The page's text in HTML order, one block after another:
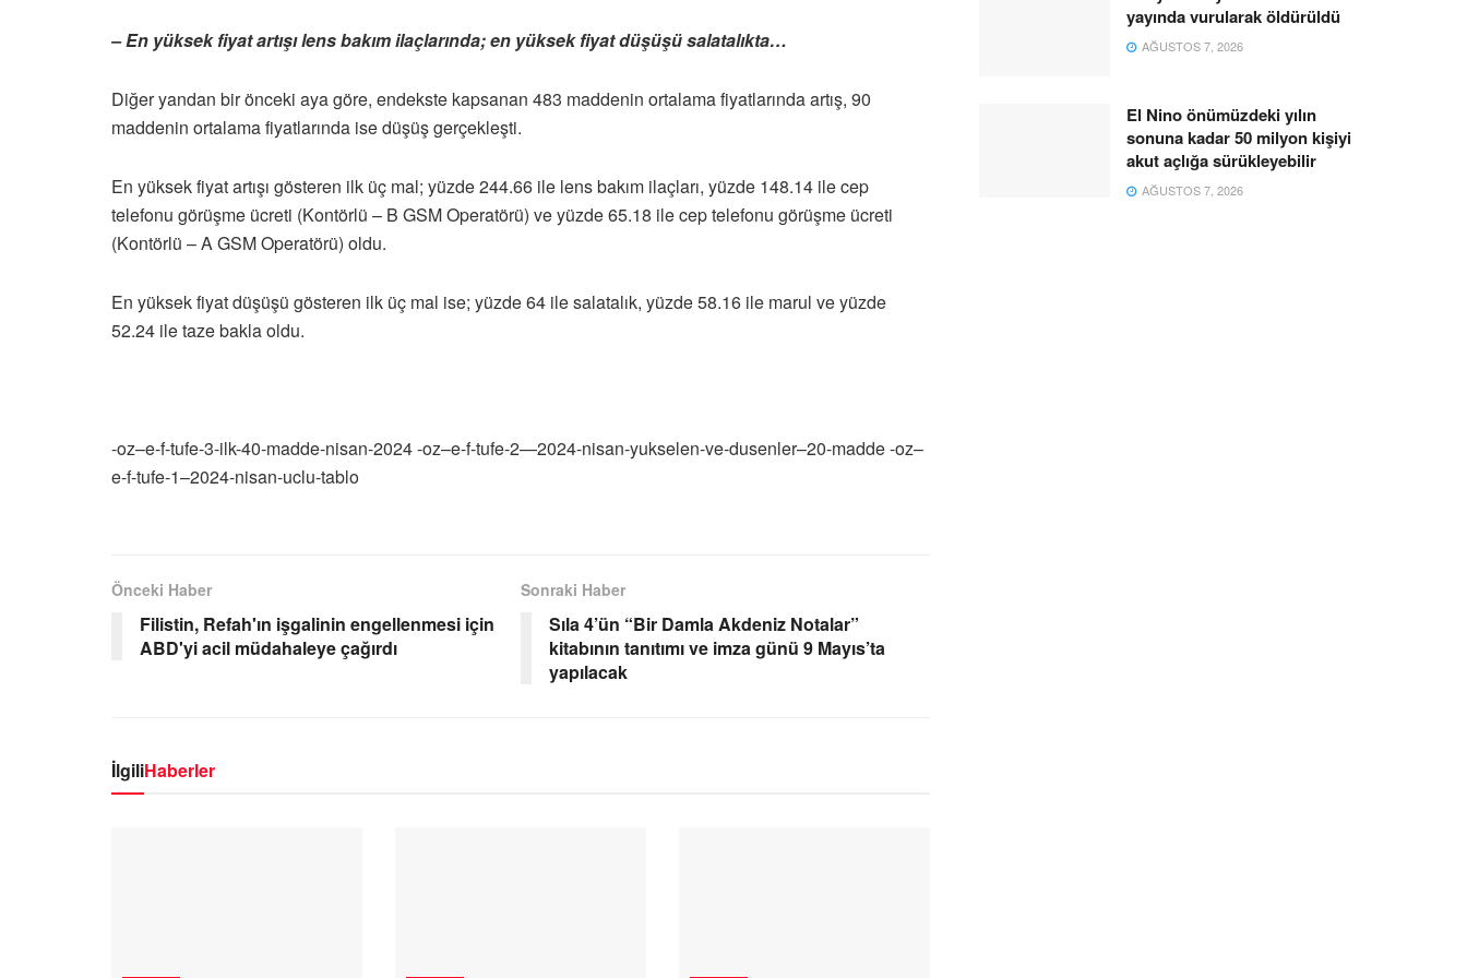
– En yüksek fiyat artışı lens bakım ilaçlarında; en yüksek fiyat düşüşü salatalıkta…
Diğer yandan bir önceki aya göre, endekste kapsanan 483 maddenin ortalama fiyatlarında artış, 90
maddenin ortalama fiyatlarında ise düşüş gerçekleşti.
En yüksek fiyat artışı gösteren ilk üç mal; yüzde 244.66 ile lens bakım ilaçları, yüzde 148.14 ile cep
telefonu görüşme ücreti (Kontörlü – B GSM Operatörü) ve yüzde 65.18 ile cep telefonu görüşme ücreti
(Kontörlü – A GSM Operatörü) oldu.
En yüksek fiyat düşüşü gösteren ilk üç mal ise; yüzde 64 ile salatalık, yüzde 58.16 ile marul ve yüzde
52.24 ile taze bakla oldu.
-oz–e-f-tufe-3-ilk-40-madde-nisan-2024 -oz–e-f-tufe-2—2024-nisan-yukselen-ve-dusenler–20-madde -oz–
e-f-tufe-1–2024-nisan-uclu-tablo
Önceki Haber
Filistin, Refah'ın işgalinin engellenmesi için
ABD'yi acil müdahaleye çağırdı
Sonraki Haber
Sıla 4’ün “Bir Damla Akdeniz Notalar”
kitabının tanıtımı ve imza günü 9 Mayıs’ta
yapılacak
İlgiliHaberler
yayında vurularak öldürüldü
AĞUSTOS 7, 2026
El Nino önümüzdeki yılın
sonuna kadar 50 milyon kişiyi
akut açlığa sürükleyebilir
AĞUSTOS 7, 2026